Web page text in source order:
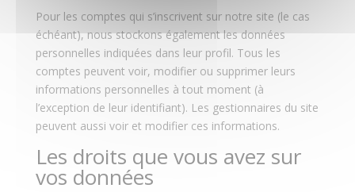
Pour les comptes qui s’inscrivent sur notre site (le cas
échéant), nous stockons également les données
personnelles indiquées dans leur profil. Tous les
comptes peuvent voir, modifier ou supprimer leurs
informations personnelles à tout moment (à
l’exception de leur identifiant). Les gestionnaires du site
peuvent aussi voir et modifier ces informations.
Les droits que vous avez sur
vos données